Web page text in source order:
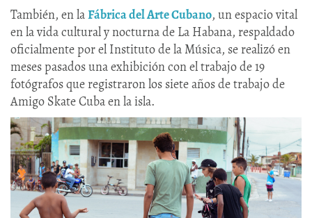
También, en laFábrica del Arte Cubano, un espacio vital
en la vida cultural y nocturna de La Habana, respaldado
oficialmente por el Instituto de la Música, se realizó en
meses pasados una exhibición con el trabajo de 19
fotógrafos que registraron los siete años de trabajo de
Amigo Skate Cuba en la isla.